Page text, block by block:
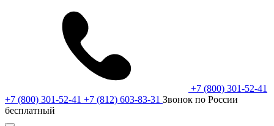
+7 (800) 301-52-41
+7 (800) 301-52-41 +7 (812) 603-83-31 Звонок по России
бесплатный